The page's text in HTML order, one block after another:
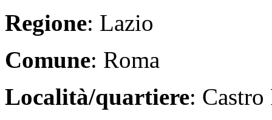
Regione: Lazio
Comune: Roma
Località/quartiere: